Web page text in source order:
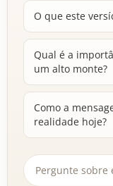
O que este
Qual é a
um alto monte?
Como a
realidade hoje?